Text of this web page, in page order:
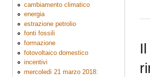
cambiamento climatico
energia
estrazione petrolio
fonti fossili
formazione
fotovoltaico domestico
incentivi
mercoledì 21 marzo 2018: